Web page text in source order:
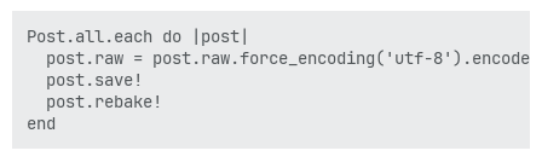
Post.all.each do |post|
post.raw = post.raw.force_encoding('utf-
  post.save!
  post.rebake!